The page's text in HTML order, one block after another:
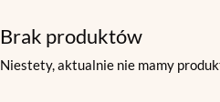
Brak produktów
Niestety, aktualnie nie mamy